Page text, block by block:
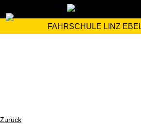
FAHRSCHULE LINZ
Zurück